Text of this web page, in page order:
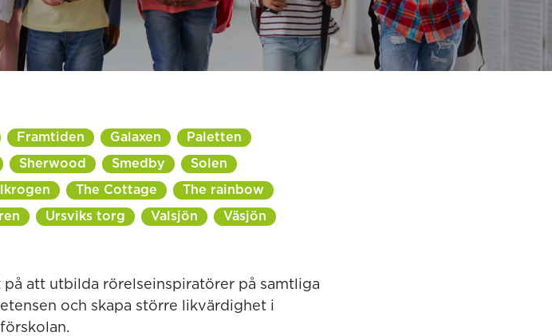
Framtiden Galaxen Paletten
Sherwood Smedby Solen
The Cottage The rainbow
Ursviks torg Valsjön Väsjön
att utbilda rörelseinspiratörer på samtliga
och skapa större likvärdighet i